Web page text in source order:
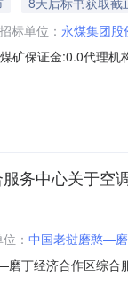
招标单位： 永煤集团
矿保证金:0.0代理
购公告采购公告项
务中心关于空
： 中国老挝磨憨—
丁经济合作区综